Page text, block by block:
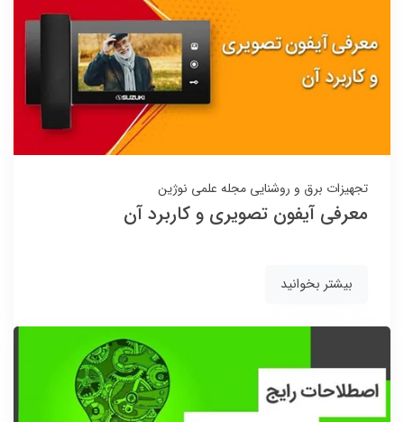
تجهیزات برق و روشنایی مجله علمی نوژین
معرفی آیفون تصویری و کاربرد آن
بیشتر بخوانید